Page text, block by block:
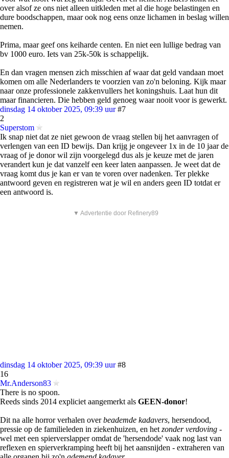
over alsof ze ons niet alleen uitkleden met al die hoge belastingen en
dure boodschappen, maar ook nog eens onze lichamen in beslag willen
nemen.
Prima, maar geef ons keiharde centen. En niet een lullige bedrag van
bv 1000 euro. Iets van 25k-50k is schappelijk.
En dan vragen mensen zich misschien af waar dat geld vandaan moet
komen om alle Nederlanders te voorzien van zo'n beloning. Kijk maar
naar onze professionele zakkenvullers het koningshuis. Laat hun dit
maar financieren. Die hebben geld genoeg waar nooit voor is gewerkt.
dinsdag 14 oktober 2025, 09:39 uur #7
2
Superstom
Ik snap niet dat ze niet gewoon de vraag stellen bij het aanvragen of
verlengen van een ID bewijs. Dan krijg je ongeveer 1x in de 10 jaar de
vraag of je donor wil zijn voorgelegd dus als je keuze met de jaren
verandert kun je dat vanzelf een keer laten aanpassen. Je weet dat de
vraag komt dus je kan er van te voren over nadenken. Ter plekke
antwoord geven en registreren wat je wil en anders geen ID totdat er
een antwoord is.
▼ Advertentie door Refinery89
dinsdag 14 oktober 2025, 09:39 uur #8
16
Mr.Anderson83
There is no spoon.
Reeds sinds 2014 expliciet aangemerkt als GEEN-donor!
Dit na alle horror verhalen overbeademde kadavers, hersendood,
pressie op de familieleden in ziekenhuizen, en het zonder verdoving -
wel met een spierverslapper omdat de 'hersendode' vaak nog last van
reflexen en spierverkramping heeft bij het aansnijden - extraheren van